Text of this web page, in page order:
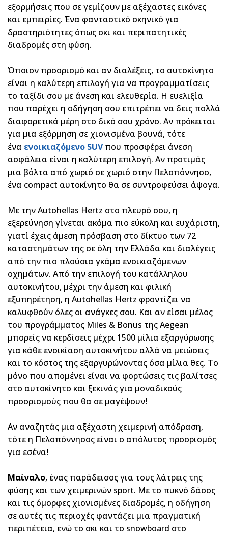
εξορμήσεις που σε γεμίζουν με αξέχαστες εικόνες
και εμπειρίες. Ένα φανταστικό σκηνικό για
δραστηριότητες όπως σκι και περιπατητικές
διαδρομές στη φύση.
Όποιον προορισμό και αν διαλέξεις, το αυτοκίνητο
είναι η καλύτερη επιλογή για να προγραμματίσεις
το ταξίδι σου με άνεση και ελευθερία. Η ευελιξία
που παρέχει η οδήγηση σου επιτρέπει να δεις πολλά
διαφορετικά μέρη στο δικό σου χρόνο. Αν πρόκειται
για μια εξόρμηση σε χιονισμένα βουνά, τότε
ένα ενοικιαζόμενο SUVπου προσφέρει άνεση
ασφάλεια είναι η καλύτερη επιλογή. Αν προτιμάς
μια βόλτα από χωριό σε χωριό στην Πελοπόννησο,
ένα compact αυτοκίνητο θα σε συντροφεύσει άψογα.
Με την Autohellas Hertz στο πλευρό σου, η
εξερεύνηση γίνεται ακόμα πιο εύκολη και ευχάριστη,
γιατί έχεις άμεση πρόσβαση στο δίκτυο των 72
καταστημάτων της σε όλη την Ελλάδα και διαλέγεις
από την πιο πλούσια γκάμα ενοικιαζόμενων
οχημάτων. Από την επιλογή του κατάλληλου
αυτοκινήτου, μέχρι την άμεση και φιλική
εξυπηρέτηση, η Autohellas Hertz φροντίζει να
καλυφθούν όλες οι ανάγκες σου. Και αν είσαι μέλος
του προγράμματος Μiles & Bonus της Aegean
μπορείς να κερδίσεις μέχρι 1500 μίλια εξαργύρωσης
για κάθε ενοικίαση αυτοκινήτου αλλά να μειώσεις
και το κόστος της εξαργυρώνοντας όσα μίλια θες. Το
μόνο που απομένει είναι να φορτώσεις τις βαλίτσες
στο αυτοκίνητο και ξεκινάς για μοναδικούς
προορισμούς που θα σε μαγέψουν!
Αν αναζητάς μια αξέχαστη χειμερινή απόδραση,
τότε η Πελοπόννησος είναι ο απόλυτος προορισμός
για εσένα!
Μαίναλο, ένας παράδεισος για τους λάτρεις της
φύσης και των χειμερινών sport. Με το πυκνό δάσος
και τις όμορφες χιονισμένες διαδρομές, η οδήγηση
σε αυτές τις περιοχές φαντάζει μια πραγματική
περιπέτεια, ενώ το σκι και το snowboard στο